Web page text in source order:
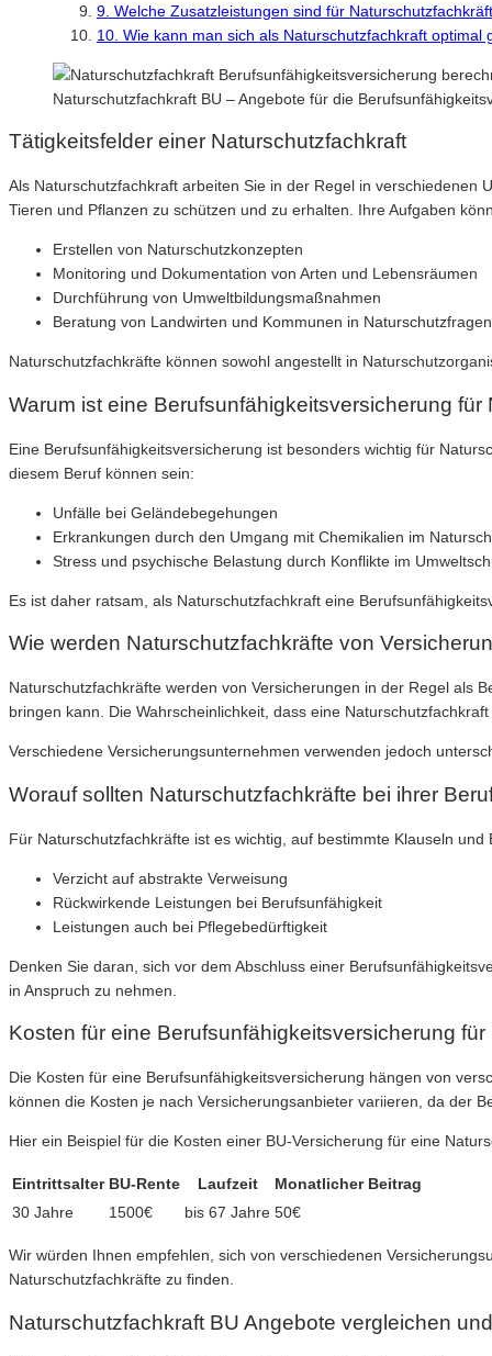
9. Welche Zusatzleistungen sind für
10. Wie kann man sich als Naturschutzfachkraft optimal
Naturschutzfachkraft BU – Angebote für die
Tätigkeitsfelder einer Naturschutzfachkraft
Als Naturschutzfachkraft arbeiten Sie in der Regel in
Tieren und Pflanzen zu schützen und zu erhalten. Ihre Aufgaben
Erstellen von Naturschutzkonzepten
Monitoring und Dokumentation von Arten und Lebensräumen
Durchführung von Umweltbildungsmaßnahmen
Beratung von Landwirten und Kommunen in Naturschutzfragen
Naturschutzfachkräfte können sowohl angestellt in
Warum ist eine Berufsunfähigkeitsversicherung
Eine Berufsunfähigkeitsversicherung ist besonders wichtig für
diesem Beruf können sein:
Unfälle bei Geländebegehungen
Erkrankungen durch den Umgang mit Chemikalien im
Stress und psychische Belastung durch Konflikte im
Es ist daher ratsam, als Naturschutzfachkraft eine
Wie werden Naturschutzfachkräfte von
Naturschutzfachkräfte werden von Versicherungen in der Regel als
bringen kann. Die Wahrscheinlichkeit, dass eine
Verschiedene Versicherungsunternehmen verwenden jedoch
Worauf sollten Naturschutzfachkräfte bei ihrer
Für Naturschutzfachkräfte ist es wichtig, auf bestimmte Klauseln
Verzicht auf abstrakte Verweisung
Rückwirkende Leistungen bei Berufsunfähigkeit
Leistungen auch bei Pflegebedürftigkeit
Denken Sie daran, sich vor dem Abschluss einer
in Anspruch zu nehmen.
Kosten für eine Berufsunfähigkeitsversicherung
Die Kosten für eine Berufsunfähigkeitsversicherung hängen von
können die Kosten je nach Versicherungsanbieter variieren, da der
Hier ein Beispiel für die Kosten einer BU-Versicherung für eine
Eintrittsalter BU-Rente Laufzeit
Monatlicher Beitrag
30 Jahre
1500€ bis 67 Jahre 50€
Wir würden Ihnen empfehlen, sich von verschiedenen
Naturschutzfachkräfte zu finden.
Naturschutzfachkraft BU Angebote vergleichen